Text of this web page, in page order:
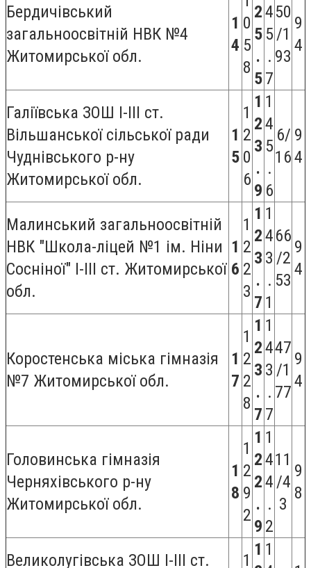
Бердичівський
загальноосвітній НВК №4
Житомирської обл.
1
4
0
5
8
2
5
.
5
4
5
.
7
50
/1
93
9
4
Галіївська ЗОШ I-III ст.
Вільшанської сільської ради
Чуднівського р-ну
Житомирської обл.
1
5
1
2
0
6
1
2
3
.
9
1
4
5
.
6
6/
16
9
4
Малинський загальноосвітній
НВК "Школа-ліцей №1 ім. Ніни
Сосніної" I-III ст. Житомирської
обл.
1
6
1
2
2
3
1
2
3
.
7
1
4
3
.
1
66
/2
53
9
4
Коростенська міська гімназія
№7 Житомирської обл.
1
7
1
2
2
8
1
2
3
.
7
1
4
3
.
7
47
/1
77
9
4
Головинська гімназія
Черняхівського р-ну
Житомирської обл.
1
8
1
2
9
2
1
2
2
.
9
1
4
4
.
2
11
/4
3
9
8
Великолугівська ЗОШ I-III ст.
1
1 1